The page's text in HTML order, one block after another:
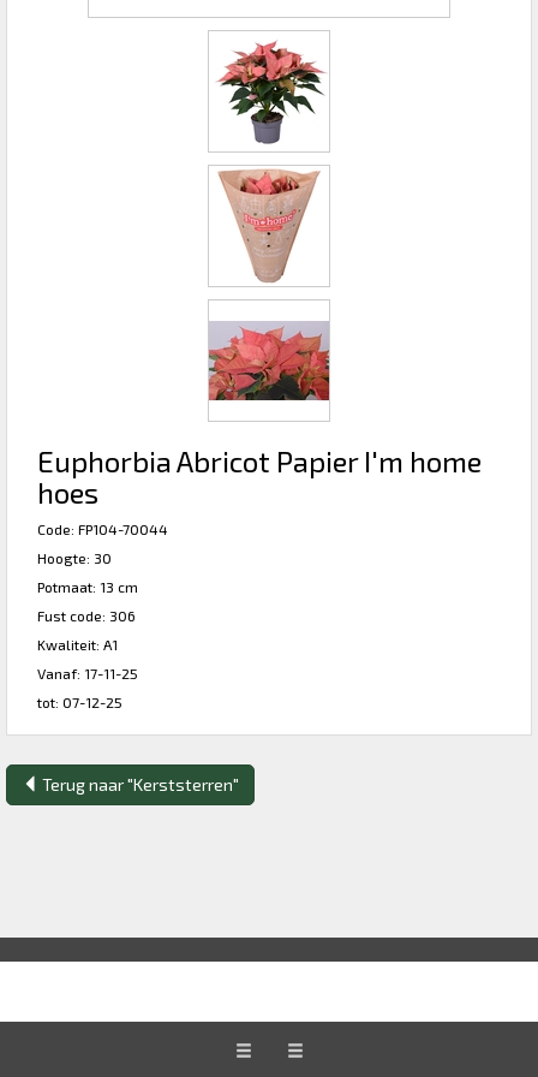
Euphorbia Abricot Papier I'm home
hoes
Code: FP104-70044
Hoogte: 30
Potmaat: 13 cm
Fust code: 306
Kwaliteit: A1
Vanaf: 17-11-25
tot: 07-12-25
Terug naar "Kerststerren"